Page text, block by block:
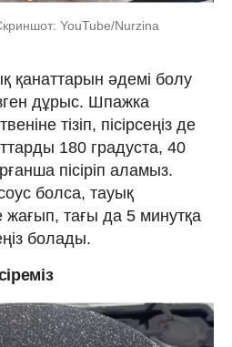
YouTube/Nurzina
қанаттарын әдемі болу
дұрыс. Шпажка
тізіп, пісірсеңіз де
180 градуста, 40
пісіріп аламыз.
болса, тауық
жағып, тағы да 5 минутқа
болады.